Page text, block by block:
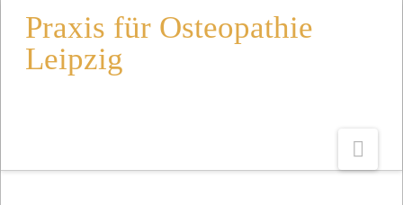
Praxis für Osteopathie
Leipzig